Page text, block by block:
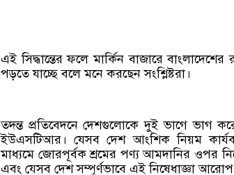
এই সিদ্ধান্তের ফলে মার্কিন বাজারে
পড়তে যাচ্ছে বলে মনে করছেন সংশ্লিষ্টরা।
তদন্ত প্রতিবেদনে দেশগুলোকে দুই ভাগে ভাগ
ইউএসটিআর। যেসব দেশ আংশিক নিয়ম
মাধ্যমে জোরপূর্বক শ্রমের পণ্য আমদানির ওপর
এবং যেসব দেশ সম্পূর্ণভাবে এই নিষেধাজ্ঞা আরোপ